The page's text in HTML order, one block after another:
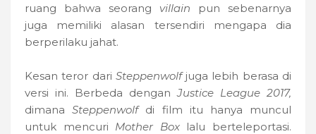
ruang bahwa seorang villain pun sebenarnya
juga memiliki alasan tersendiri mengapa dia
berperilaku jahat.
Kesan teror dari Steppenwolf juga lebih berasa di
versi ini. Berbeda denganJustice League 2017,
dimanaSteppenwolf di film itu hanya muncul
untuk mencuri Mother Box lalu berteleportasi.